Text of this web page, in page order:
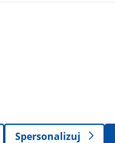
wideo,
-
Spersonalizuj